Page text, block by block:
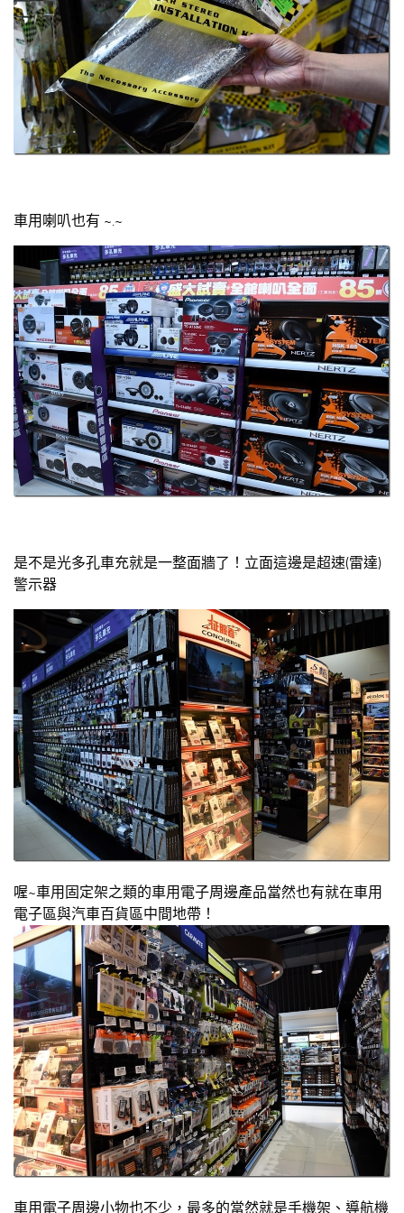
車用喇叭也有 ~.~
是不是光多孔車充就是一整面牆了！立面這邊是超速(雷達)
警示器
喔~車用固定架之類的車用電子周邊產品當然也有就在車用
電子區與汽車百貨區中間地帶！
車用電子周邊小物也不少，最多的當然就是手機架、導航機